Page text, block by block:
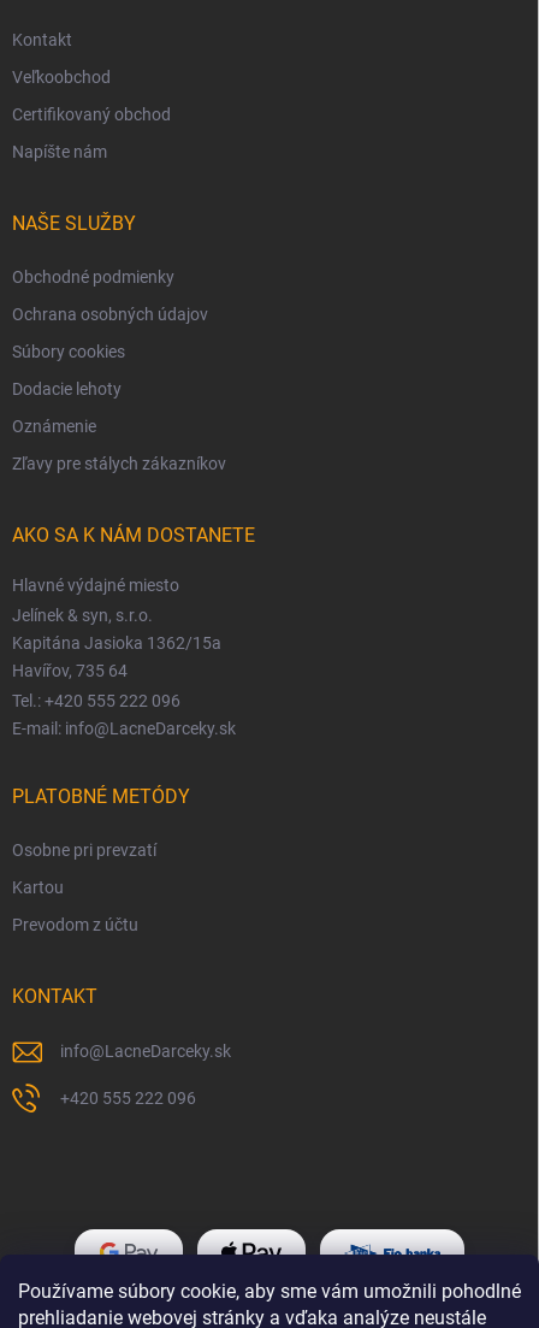
Používame súbory cookie, aby sme vám umožnili pohodlné
prehliadanie webovej stránky a vďaka analýze neustále
Kontakt
Veľkoobchod
Certifikovaný obchod
Napíšte nám
NAŠE SLUŽBY
Obchodné podmienky
Ochrana osobných údajov
Súbory cookies
Dodacie lehoty
Oznámenie
Zľavy pre stálych zákazníkov
AKO SA K NÁM DOSTANETE
Hlavné výdajné miesto
Jelínek & syn, s.r.o.
Kapitána Jasioka 1362/15a
Havířov, 735 64
Tel.: +420 555 222 096
E-mail: info@LacneDarceky.sk
PLATOBNÉ METÓDY
Osobne pri prevzatí
Kartou
Prevodom z účtu
KONTAKT
info@LacneDarceky.sk
+420 555 222 096